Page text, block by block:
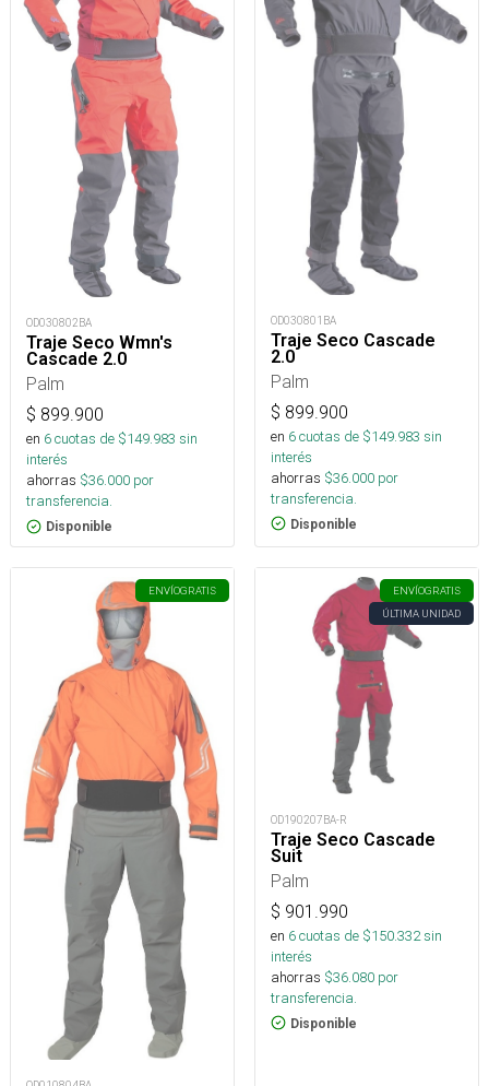
OD030802BA
Traje Seco Wmn's
Cascade 2.0
Palm
$ 899.900
en 6cuotas de $149.983 sin
interés
ahorras $36.000 por
transferencia.
Disponible
OD030801BA
Traje Seco Cascade
2.0
Palm
$ 899.900
en 6cuotas de $149.983 sin
interés
ahorras $36.000 por
transferencia.
Disponible
ENVÍOGRATIS ENVÍOGRATIS
ÚLTIMA UNIDAD
OD190207BA-R
Traje Seco Cascade
Suit
Palm
$ 901.990
en 6cuotas de $150.332sin
interés
ahorras $36.080 por
transferencia.
Disponible